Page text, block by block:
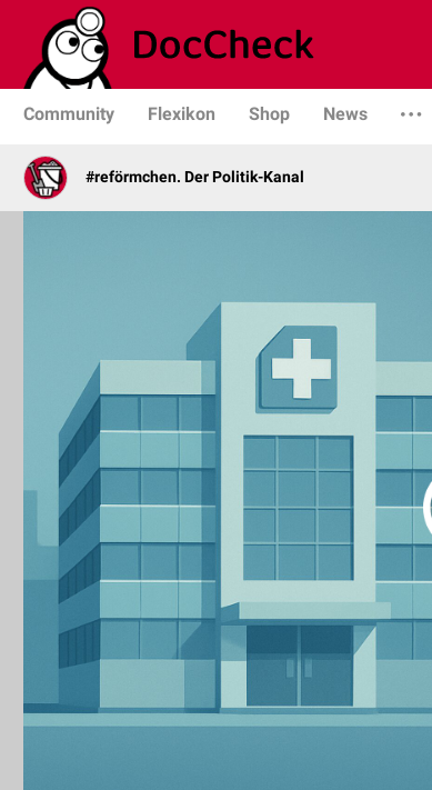
Community Flexikon Shop News
#reförmchen. Der Politik-Kanal